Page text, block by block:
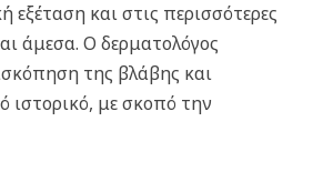
εξέταση και στις περισσότερες
άμεσα. Ο δερματολόγος
της βλάβης και
ιστορικό, με σκοπό την